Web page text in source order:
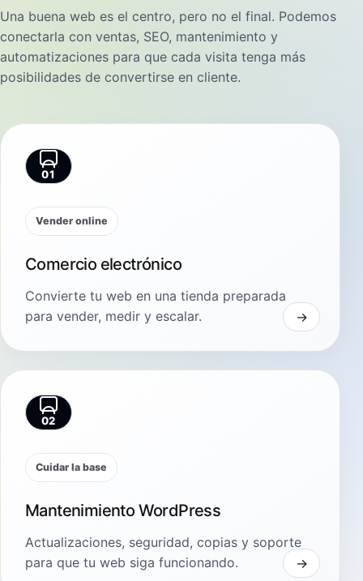
Una buena web es el centro, pero no el final. Podemos
conectarla con ventas, SEO, mantenimiento y
automatizaciones para que cada visita tenga más
posibilidades de convertirse en cliente.
01
Vender online
Comercio electrónico
Convierte tu web en una tienda preparada
para vender, medir y escalar.
02
Cuidar la base
Mantenimiento WordPress
Actualizaciones, seguridad, copias y soporte
para que tu web siga funcionando.